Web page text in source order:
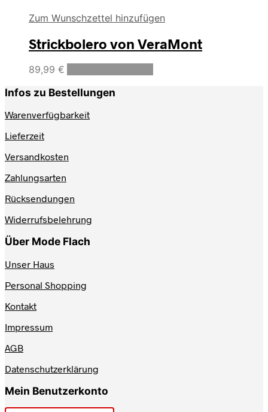
Zum Wunschzettel hinzufügen
Strickbolero von VeraMont
89,99 €
Infos zu Bestellungen
Warenverfügbarkeit
Lieferzeit
Versandkosten
Zahlungsarten
Rücksendungen
Widerrufsbelehrung
Über Mode Flach
Unser Haus
Personal Shopping
Kontakt
Impressum
AGB
Datenschutzerklärung
Mein Benutzerkonto